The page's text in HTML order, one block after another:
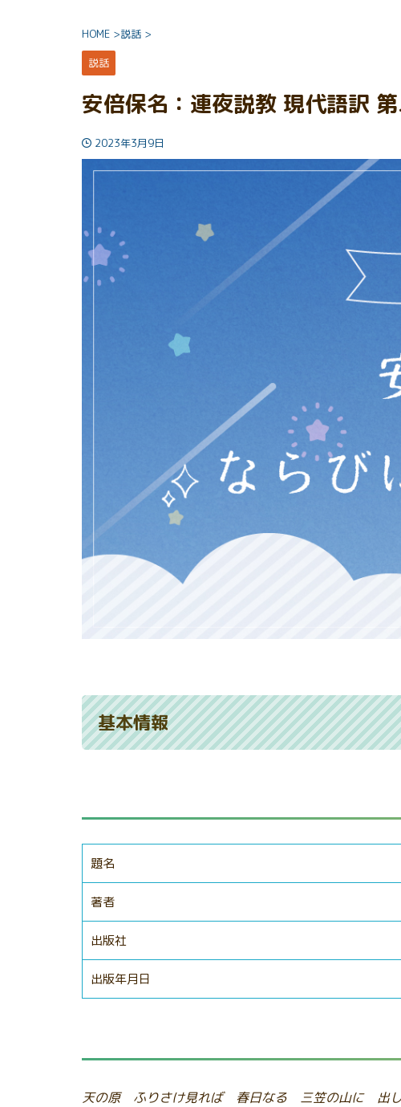
HOME >説話 >
説話
安倍保名：連夜説教 現代語訳
2023年3月9日
基本情報
題名
著者
出版社
出版年月日
天の原 ふりさけ見れば 春日なる 三笠の山に 出